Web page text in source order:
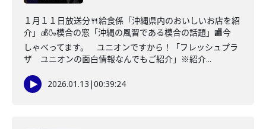
１月１１日放送分🍴給食係「沖縄県内のおいしいお店を紹
介」💰🍶模合の窓「沖縄の風習である模合の話題」🏬今
しゃべってます。 ユニオンですから！「フレッシュプラ
ザ ユニオンの面白情報なんでもご紹介」※紹介...
2026.01.13 |00:39:24